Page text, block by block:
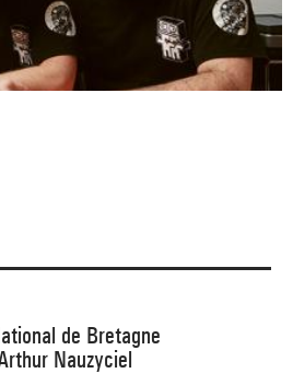
de Bretagne
Nauzyciel